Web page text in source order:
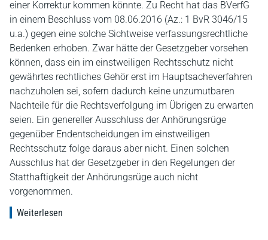
einer Korrektur kommen könnte. Zu Recht hat das BVerfG
in einem Beschluss vom 08.06.2016 (Az.: 1 BvR 3046/15
u.a.) gegen eine solche Sichtweise verfassungsrechtliche
Bedenken erhoben. Zwar hätte der Gesetzgeber vorsehen
können, dass ein im einstweiligen Rechtsschutz nicht
gewährtes rechtliches Gehör erst im Hauptsacheverfahren
nachzuholen sei, sofern dadurch keine unzumutbaren
Nachteile für die Rechtsverfolgung im Übrigen zu erwarten
seien. Ein genereller Ausschluss der Anhörungsrüge
gegenüber Endentscheidungen im einstweiligen
Rechtsschutz folge daraus aber nicht. Einen solchen
Ausschlus hat der Gesetzgeber in den Regelungen der
Statthaftigkeit der Anhörungsrüge auch nicht
vorgenommen.
Weiterlesen